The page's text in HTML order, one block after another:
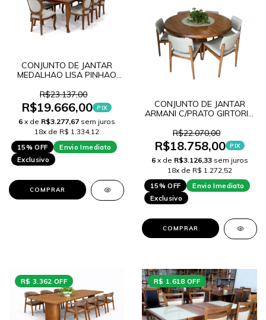
CONJUNTO DE JANTAR
MEDALHAO LISA PINHAO
MEDALHAO LISA COM
ENCOSTO LINHO CINZA
R$23.137,00
R$19.666,00 PIX
6 x de R$3.277,67 sem juros
18x de R$ 1.334,12
15% OFF
Envio Imediato
Exclusivo
COMPRAR
CONJUNTO DE JANTAR
ARMANI C/PRATO GIRTORIO
CASTANHO TEC Z12
R$22.070,00
R$18.758,00 PIX
6 x de R$3.126,33 sem juros
18x de R$ 1.272,52
15% OFF
Envio Imediato
Exclusivo
COMPRAR
R$ 3.362 OFF R$ 1.618 OFF